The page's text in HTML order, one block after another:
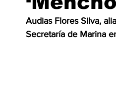
JALISCO-PABLO LEMUS
Audias Flores Silva,
Secretaría de Marina